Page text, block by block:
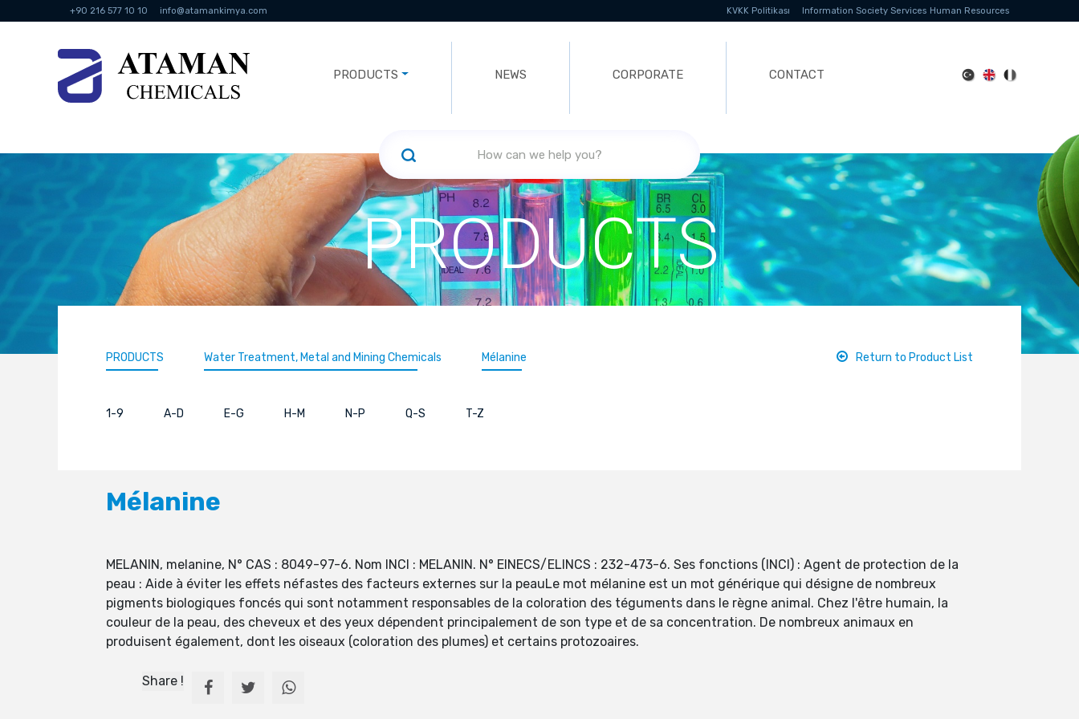
+90 216 577 10 10 info@atamankimya.com KVKK Politikası Information Society Services Human Resources
PRODUCTS NEWS CORPORATE CONTACT
PRODUCTS
PRODUCTS Water Treatment, Metal and Mining Chemicals Mélanine Return to Product List
1-9 A-D E-G H-M N-P Q-S T-Z
Mélanine
MELANIN, melanine, N° CAS : 8049-97-6. Nom INCI : MELANIN. N° EINECS/ELINCS : 232-473-6. Ses fonctions (INCI) : Agent de protection de la
peau : Aide à éviter les effets néfastes des facteurs externes sur la peauLe mot mélanine est un mot générique qui désigne de nombreux
pigments biologiques foncés qui sont notamment responsables de la coloration des téguments dans le règne animal. Chez l'être humain, la
couleur de la peau, des cheveux et des yeux dépendent principalement de son type et de sa concentration. De nombreux animaux en
produisent également, dont les oiseaux (coloration des plumes) et certains protozoaires.
Share !